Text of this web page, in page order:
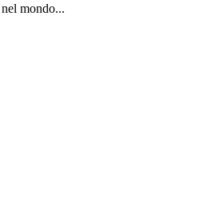
mondo...